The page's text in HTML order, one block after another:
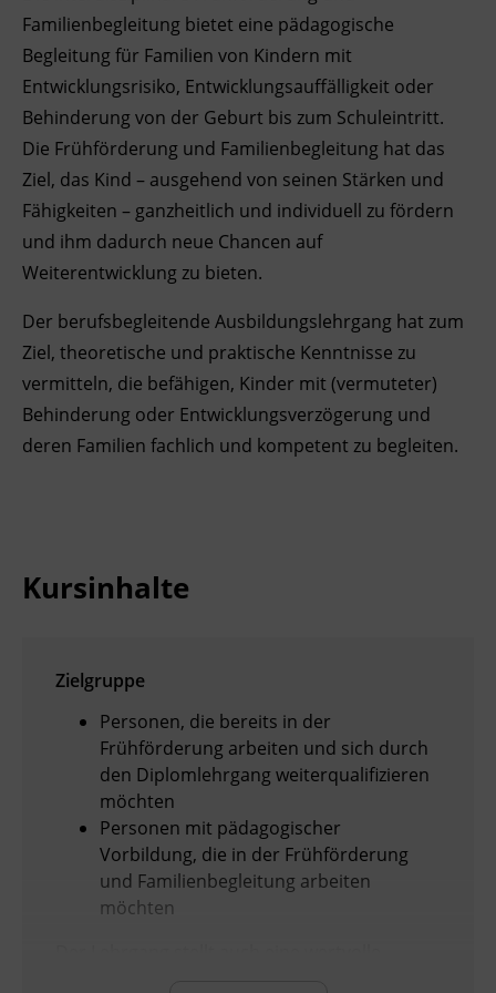
Ingenieurzertifizierung
Deutsch und Integration
Akademisches Studienzentrum
Digitales Lernen
BFI Schwaz
Familienbegleitung bietet eine pädagogische
Begleitung für Familien von Kindern mit
Entwicklungsrisiko, Entwicklungsauffälligkeit oder
Behinderung von der Geburt bis zum Schuleintritt.
Die Frühförderung und Familienbegleitung hat das
Ziel, das Kind – ausgehend von seinen Stärken und
Fähigkeiten – ganzheitlich und individuell zu fördern
und ihm dadurch neue Chancen auf
Weiterentwicklung zu bieten.
Der berufsbegleitende Ausbildungslehrgang hat zum
Ziel, theoretische und praktische Kenntnisse zu
vermitteln, die befähigen, Kinder mit (vermuteter)
Behinderung oder Entwicklungsverzögerung und
deren Familien fachlich und kompetent zu begleiten.
Kursinhalte
Zielgruppe
Personen, die bereits in der
Frühförderung arbeiten und sich durch
den Diplomlehrgang weiterqualifizieren
möchten
Personen mit pädagogischer
Vorbildung, die in der Frühförderung
und Familienbegleitung arbeiten
möchten